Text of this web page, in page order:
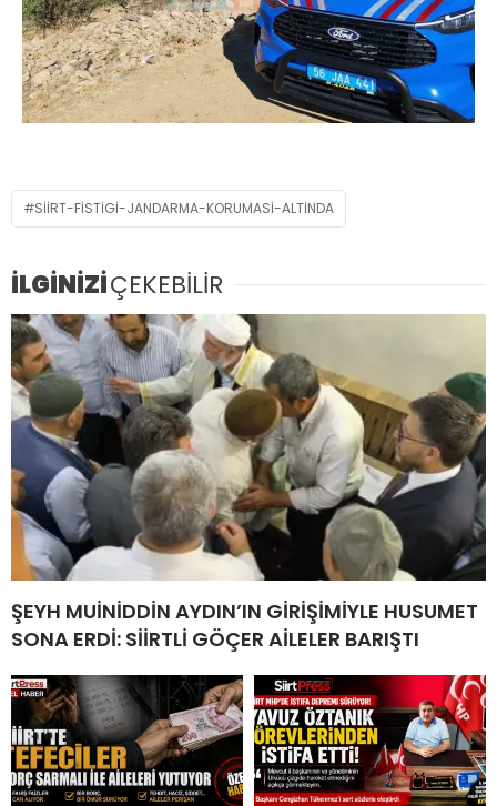
SIIRT-FISTIGI-JANDARMA-KORUMASI-ALTINDA
İLGİNİZİÇEKEBİLİR
ŞEYH MUİNİDDİN AYDIN’IN GİRİŞİMİYLE HUSUMET
SONA ERDİ: SİİRTLİ GÖÇER AİLELER BARIŞTI